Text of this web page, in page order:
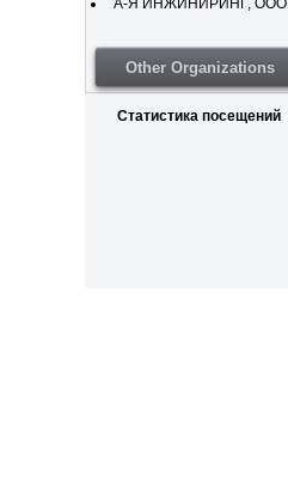
А-Я ИНЖИНИРИНГ, ООО
Other Organizations
Статистика посещений